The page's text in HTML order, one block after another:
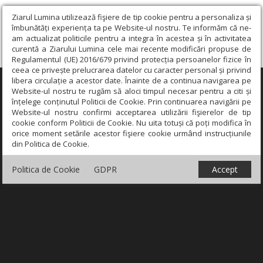
Ziarul Lumina utilizează fişiere de tip cookie pentru a personaliza și
îmbunătăți experiența ta pe Website-ul nostru. Te informăm că ne-
am actualizat politicile pentru a integra în acestea și în activitatea
curentă a Ziarului Lumina cele mai recente modificări propuse de
Regulamentul (UE) 2016/679 privind protecția persoanelor fizice în
ceea ce privește prelucrarea datelor cu caracter personal și privind
libera circulație a acestor date. Înainte de a continua navigarea pe
Website-ul nostru te rugăm să aloci timpul necesar pentru a citi și
înțelege conținutul Politicii de Cookie. Prin continuarea navigării pe
Website-ul nostru confirmi acceptarea utilizării fişierelor de tip
cookie conform Politicii de Cookie. Nu uita totuși că poți modifica în
orice moment setările acestor fişiere cookie urmând instrucțiunile
din Politica de Cookie.
Politica de Cookie GDPR Accept
×